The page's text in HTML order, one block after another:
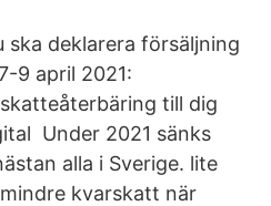
ska deklarera försäljning
9 april 2021:
till dig
Under 2021 sänks
alla i Sverige. lite
kvarskatt när